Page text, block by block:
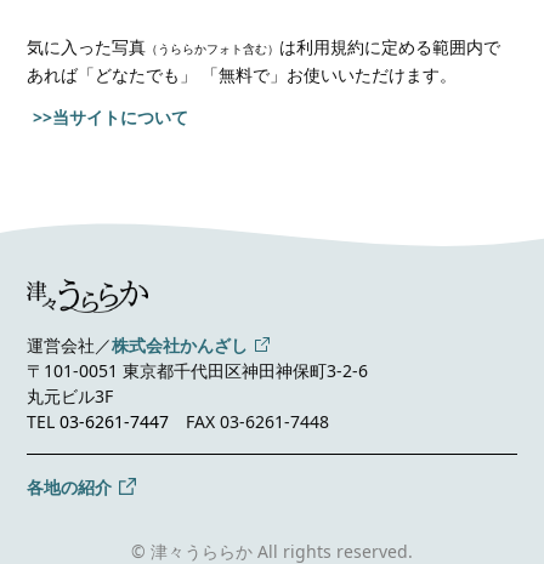
気に入った写真 （うららかフォト含む） は利用規約に定める範囲内で
あれば「どなたでも」 「無料で」お使いいただけます。
>>当サイトについて
運営会社／株式会社かんざし
〒101-0051 東京都千代田区神田神保町3-2-6
丸元ビル3F
TEL03-6261-7447 FAX 03-6261-7448
各地の紹介
© 津々うららか All rights reserved.